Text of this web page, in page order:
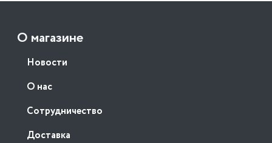
О магазине
Новости
О нас
Сотрудничество
Доставка